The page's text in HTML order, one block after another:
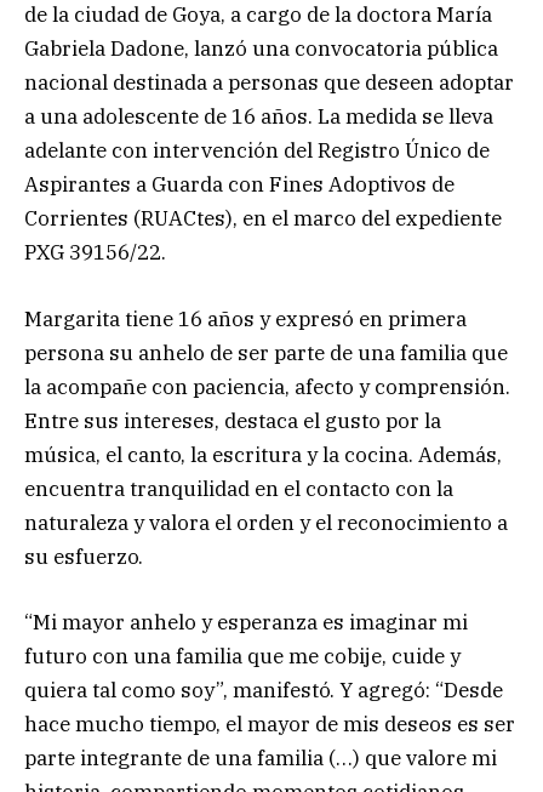
de la ciudad de Goya, a cargo de la doctora María
Gabriela Dadone, lanzó una convocatoria pública
nacional destinada a personas que deseen adoptar
a una adolescente de 16 años. La medida se lleva
adelante con intervención del Registro Único de
Aspirantes a Guarda con Fines Adoptivos de
Corrientes (RUACtes), en el marco del expediente
PXG 39156/22.
Margarita tiene 16 años y expresó en primera
persona su anhelo de ser parte de una familia que
la acompañe con paciencia, afecto y comprensión.
Entre sus intereses, destaca el gusto por la
música, el canto, la escritura y la cocina. Además,
encuentra tranquilidad en el contacto con la
naturaleza y valora el orden y el reconocimiento a
su esfuerzo.
“Mi mayor anhelo y esperanza es imaginar mi
futuro con una familia que me cobije, cuide y
quiera tal como soy”, manifestó. Y agregó: “Desde
hace mucho tiempo, el mayor de mis deseos es ser
parte integrante de una familia (…) que valore mi